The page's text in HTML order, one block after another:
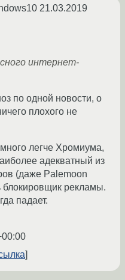
21.03.2019
интернет-
по одной новости, о
плохого не
легче Хромиума,
адекватный из
(даже Palemoon
блокировщик рекламы.
падает.